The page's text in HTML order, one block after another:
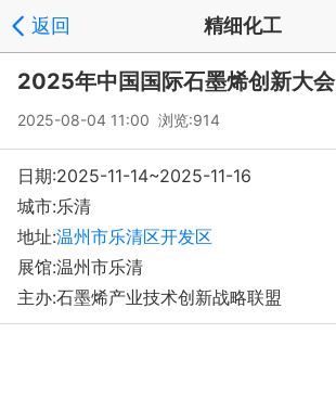
返回 精细化工
2025年中国国际石墨烯创新大会
2025-08-04 11:00 浏览:914
日期:2025-11-14~2025-11-16
城市:乐清
地址:温州市乐清区开发区
展馆:温州市乐清
主办:石墨烯产业技术创新战略联盟